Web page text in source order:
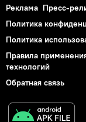
Реклама Пресс-
Политика
Политика
Правила
технологий
Обратная связь